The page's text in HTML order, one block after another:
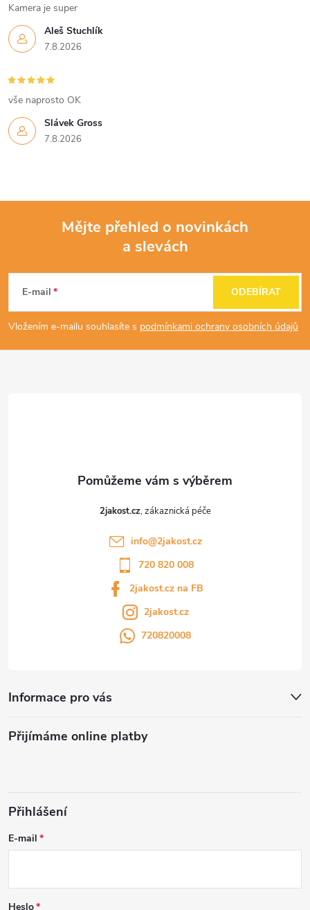
Aleš Stuchlík
7.8.2026
Kamera je super
Slávek Gross
7.8.2026
vše naprosto OK
p
a
Mějte přehled o novinkách
a slevách
E-mail
Vložením e-mailu souhlasíte s podmínkami ochrany osobních údajů
ODEBÍRAT
2jakost.cz
info@2jakost.cz
720 820 008
2jakost.cz na FB
2jakost.cz
720820008
Informace pro vás
Přijímáme online platby
Přihlášení
E-mail
Heslo